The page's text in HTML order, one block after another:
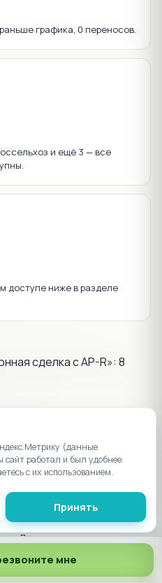
графика, 0 переносов.
и ещё 3 — все
доступе ниже в разделе
не приезжая
онлайн до ключей.
электронная
Документы списком
(данные
сайт работал и был удобнее.
с их использованием.
Принять
мне